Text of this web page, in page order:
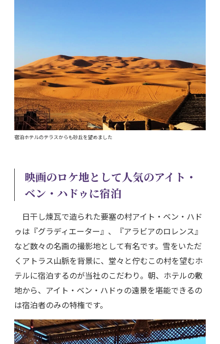
宿泊ホテルのテラスからも砂丘を望めました
映画のロケ地として人気のアイト・
ベン・ハドゥに宿泊
日干し煉瓦で造られた要塞の村アイト・ベン・ハド
ゥは『グラディエーター』、『アラビアのロレンス』
など数々の名画の撮影地として有名です。雪をいただ
くアトラス山脈を背景に、堂々と佇むこの村を望むホ
テルに宿泊するのが当社のこだわり。朝、ホテルの敷
地から、アイト・ベン・ハドゥの遠景を堪能できるの
は宿泊者のみの特権です。